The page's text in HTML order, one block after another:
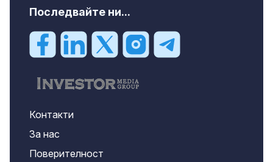
Последвайте ни...
Контакти
За нас
Поверителност